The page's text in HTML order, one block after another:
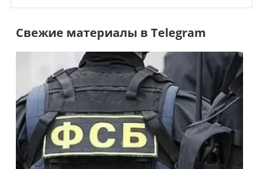
Свежие материалы в Telegram